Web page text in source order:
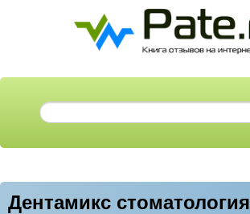
Дентамикс стоматология